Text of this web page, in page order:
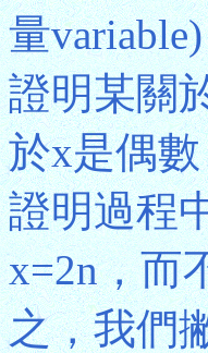
量
證明某關
於x是偶
證明過程
x=2n，而
之，我們